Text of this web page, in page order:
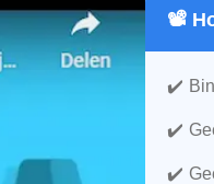
📽️